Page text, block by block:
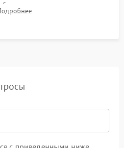
температуры напитка и
отсутствия посторонних